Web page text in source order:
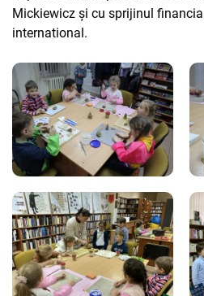
Mickiewicz și cu sprijinul
international.